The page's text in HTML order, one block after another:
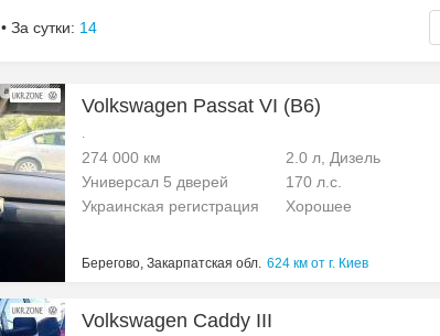
• За сутки: 14
Volkswagen Passat VI (B6)
.
274 000 км 2.0 л, Дизель
Универсал 5 дверей
170 л.с.
Украинская регистрация
Хорошее
Берегово, Закарпатская обл. 624 км от г. Киев
Volkswagen Caddy III